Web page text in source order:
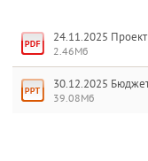
24.11.2025
2.46Мб
30.12.2025
39.08Мб